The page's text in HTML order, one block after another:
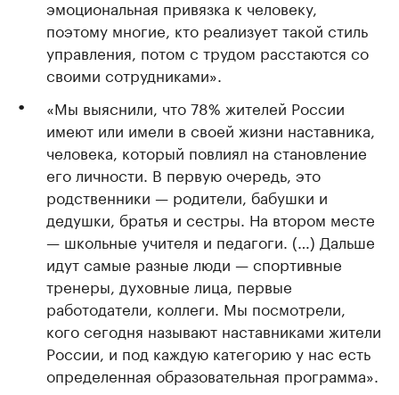
эмоциональная привязка к человеку,
поэтому многие, кто реализует такой стиль
управления, потом с трудом расстаются со
своими сотрудниками».
«Мы выяснили, что 78% жителей России
имеют или имели в своей жизни наставника,
человека, который повлиял на становление
его личности. В первую очередь, это
родственники — родители, бабушки и
дедушки, братья и сестры. На втором месте
— школьные учителя и педагоги. (…) Дальше
идут самые разные люди — спортивные
тренеры, духовные лица, первые
работодатели, коллеги. Мы посмотрели,
кого сегодня называют наставниками жители
России, и под каждую категорию у нас есть
определенная образовательная программа».